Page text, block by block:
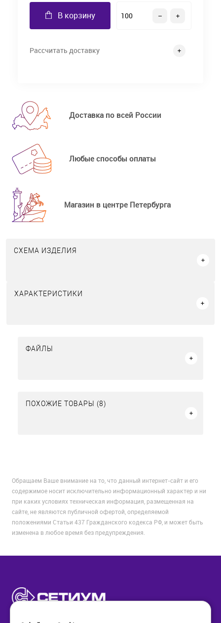
В корзину
Рассчитать доставку
Доставка по всей России
Любые способы оплаты
Магазин в центре Петербурга
СХЕМА ИЗДЕЛИЯ
ХАРАКТЕРИСТИКИ
ФАЙЛЫ
ПОХОЖИЕ ТОВАРЫ (8)
Обращаем Ваше внимание на то, что данный интернет-сайт и его
содержимое носит исключительно информационный характер и ни
при каких условиях техническая информация, размещенная на
сайте, не являются публичной офертой, определяемой
положениями Статьи 437 Гражданского кодекса РФ, и может быть
изменена в любое время без предупреждения.